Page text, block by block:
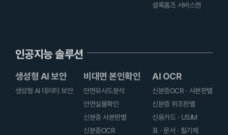
셜록홈즈 서버스캔
인공지능 솔루션
생성형 AI 보안
생성형 AI 데이터 보안
비대면 본인확인
안면유사도분석
안면실물확인
신분증 사본판별
신분증OCR
AI OCR
신분증OCR · 사본판별
신분증 위조판별
신용카드 · USIM
표 · 문서 · 필기체